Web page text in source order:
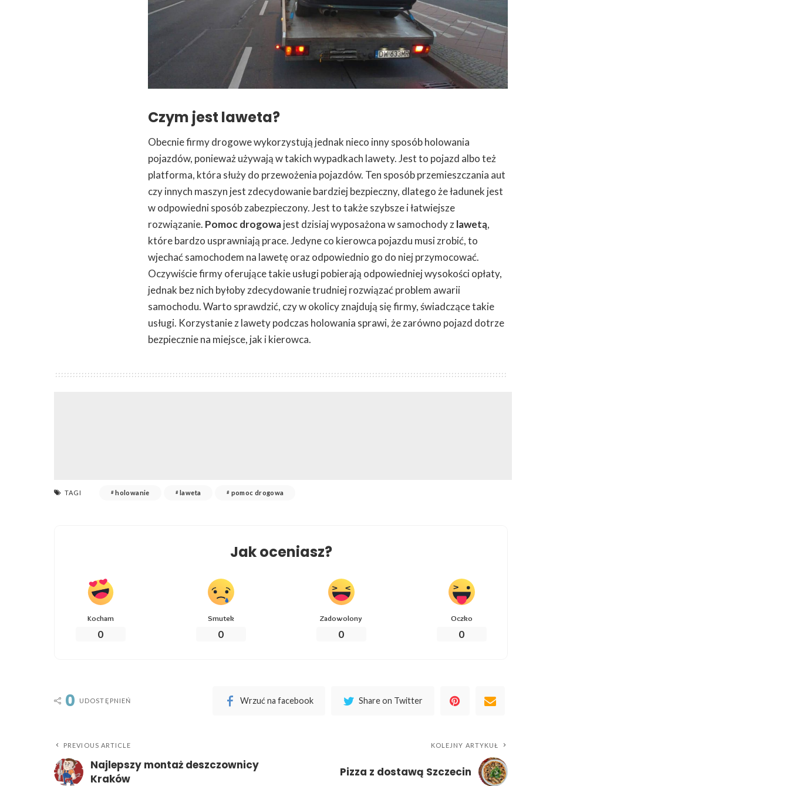
Czym jest laweta?
Obecnie firmy drogowe wykorzystują jednak nieco inny sposób holowania
pojazdów, ponieważ używają w takich wypadkach lawety. Jest to pojazd albo też
platforma, która służy do przewożenia pojazdów. Ten sposób przemieszczania aut
czy innych maszyn jest zdecydowanie bardziej bezpieczny, dlatego że ładunek jest
w odpowiedni sposób zabezpieczony. Jest to także szybsze i łatwiejsze
rozwiązanie. Pomoc drogowajest dzisiaj wyposażona w samochody zlawetą,
które bardzo usprawniają prace. Jedyne co kierowca pojazdu musi zrobić, to
wjechać samochodem na lawetę oraz odpowiednio go do niej przymocować.
Oczywiście firmy oferujące takie usługi pobierają odpowiedniej wysokości opłaty,
jednak bez nich byłoby zdecydowanie trudniej rozwiązać problem awarii
samochodu. Warto sprawdzić, czy w okolicy znajdują się firmy, świadczące takie
usługi. Korzystanie z lawety podczas holowania sprawi, że zarówno pojazd dotrze
bezpiecznie na miejsce, jak i kierowca.
TAGI holowanie laweta pomoc drogowa
Jak oceniasz?
Kocham
0
Smutek
0
Zadowolony
0
Oczko
0
0 UDOSTĘPNIEŃ Wrzuć na facebook Share on Twitter
PREVIOUS ARTICLE
Najlepszy montaż deszczownicy
Kraków
KOLEJNY ARTYKUŁ
Pizza z dostawą Szczecin